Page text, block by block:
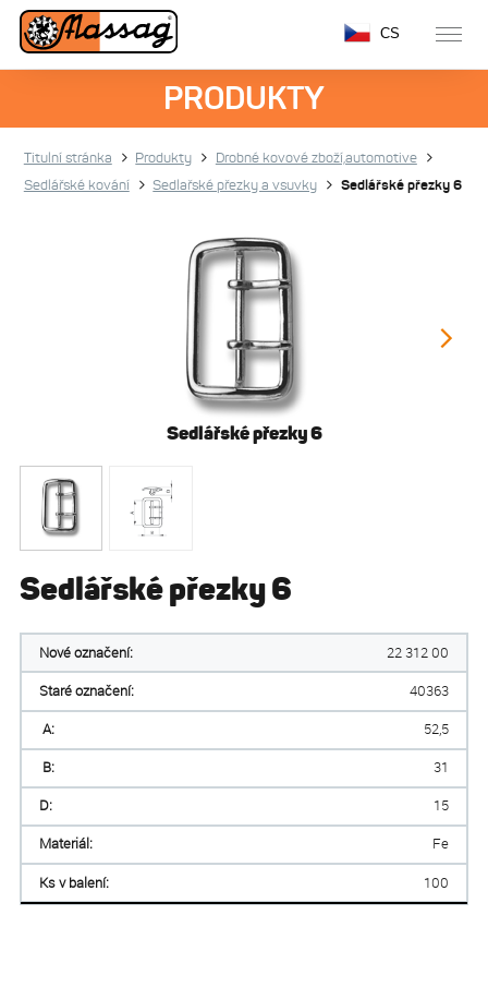
CS
PRODUKTY
Titulní stránka Produkty
Drobné kovové zboží,automotive
Sedlářské kování
Sedlařské přezky a vsuvky Sedlářské přezky 6
Sedlářské přezky 6
Sedlářské přezky 6
Nové označení: 22 312 00
Staré označení: 40363
A: 52,5
B: 31
D: 15
Materiál: Fe
Ks v balení: 100